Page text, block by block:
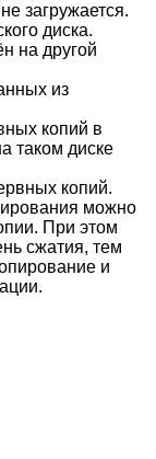
загружается.
диска.
на другой
из
копий в
таком диске
копий.
можно
При этом
сжатия, тем
и